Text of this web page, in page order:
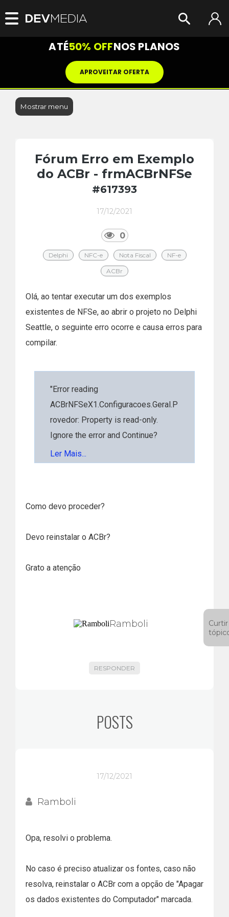
ATÉ50% OFFNOS PLANOS
APROVEITAR OFERTA
Mostrar menu
Fórum Erro em Exemplo
do ACBr - frmACBrNFSe
#617393
17/12/2021
0
Delphi NFC-e Nota Fiscal NF-e
ACBr
Olá, ao tentar executar um dos exemplos
existentes de NFSe, ao abrir o projeto no Delphi
Seattle, o seguinte erro ocorre e causa erros para
compilar.
"Error reading
ACBrNFSeX1.Configuracoes.Geral.P
rovedor: Property is read-only.
Ignore the error and Continue?
NOTE: Ignoring the error may cause
componentes to be deleted or
Ler Mais...
Como devo proceder?
Devo reinstalar o ACBr?
Grato a atenção
Ramboli
Curtir
RESPONDER
POSTS
17/12/2021
Ramboli
Opa, resolvi o problema.
No caso é preciso atualizar os fontes, caso não
resolva, reinstalar o ACBr com a opção de "Apagar
os dados existentes do Computador" marcada.